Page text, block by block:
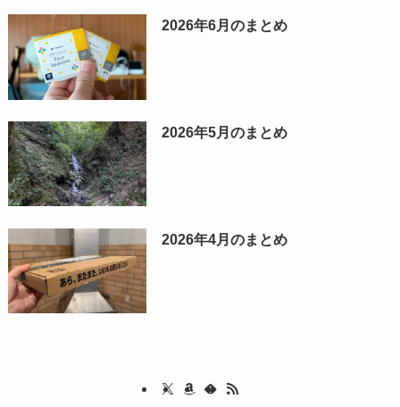
2026年6月のまとめ
2026年5月のまとめ
2026年4月のまとめ